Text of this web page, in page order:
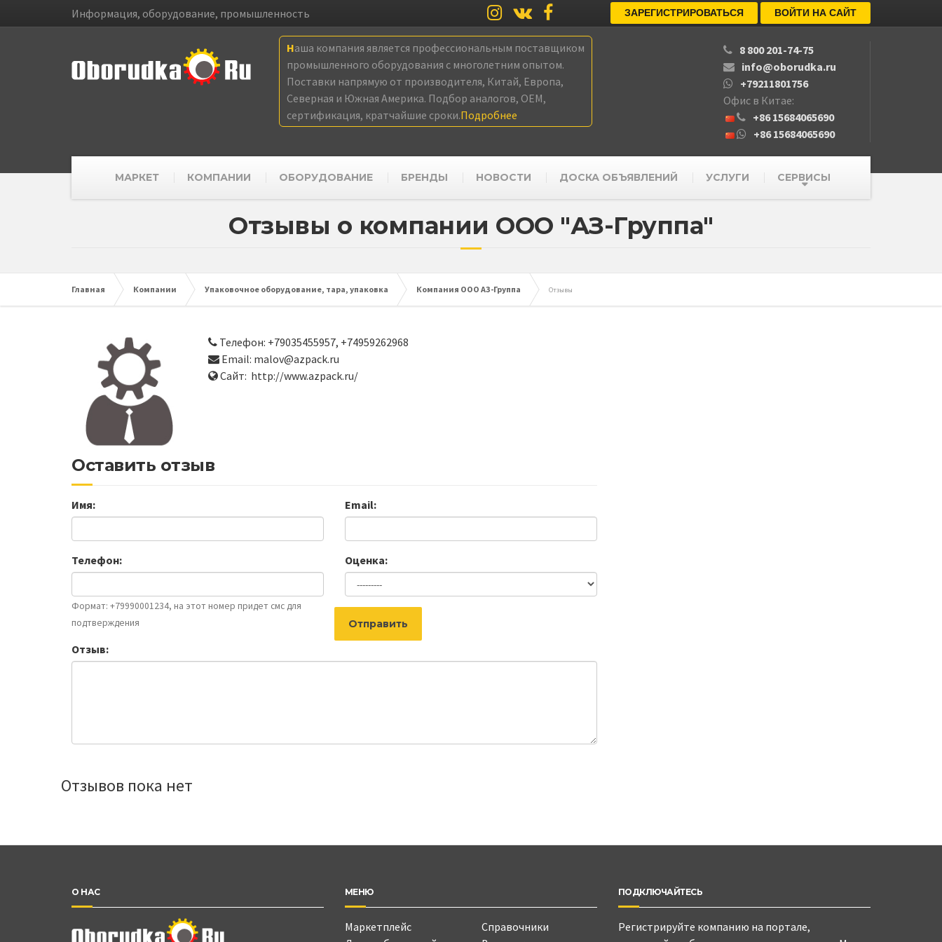
Информация, оборудование, промышленность ЗАРЕГИСТРИРОВАТЬСЯ ВОЙТИ НА САЙТ
Наша компания является профессиональным поставщиком
промышленного оборудования с многолетним опытом.
Поставки напрямую от производителя, Китай, Европа,
Северная и Южная Америка. Подбор аналогов, OEM,
сертификация, кратчайшие сроки.Подробнее
8 800 201-74-75
info@oborudka.ru
+79211801756
Офис в Китае:
+86 15684065690
+86 15684065690
МАРКЕТ КОМПАНИИ ОБОРУДОВАНИЕ БРЕНДЫ НОВОСТИ ДОСКА ОБЪЯВЛЕНИЙ УСЛУГИ СЕРВИСЫ
Отзывы о компании ООО "АЗ-Группа"
Главная Компании Упаковочное оборудование, тара, упаковка Компания ООО АЗ-Группа Отзывы
Телефон: +79035455957, +74959262968
Email: malov@azpack.ru
Сайт: http://www.azpack.ru/
Оставить отзыв
Имя: Email:
Телефон:
Формат: +79990001234, на этот номер придет смс для
подтверждения
Оценка:
Отзыв:
Отправить
Отзывов пока нет
О НАС МЕНЮ
Маркетплейс
Справочники
ПОДКЛЮЧАЙТЕСЬ
Регистрируйте компанию на портале,